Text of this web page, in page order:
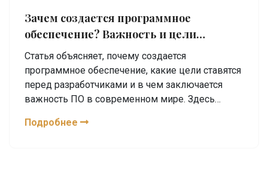
Зачем создается программное
обеспечение? Важность и цели
разработки программ
Статья объясняет, почему создается
программное обеспечение, какие цели ставятся
перед разработчиками и в чем заключается
важность ПО в современном мире. Здесь
использования программных решений, начиная
Подробнее